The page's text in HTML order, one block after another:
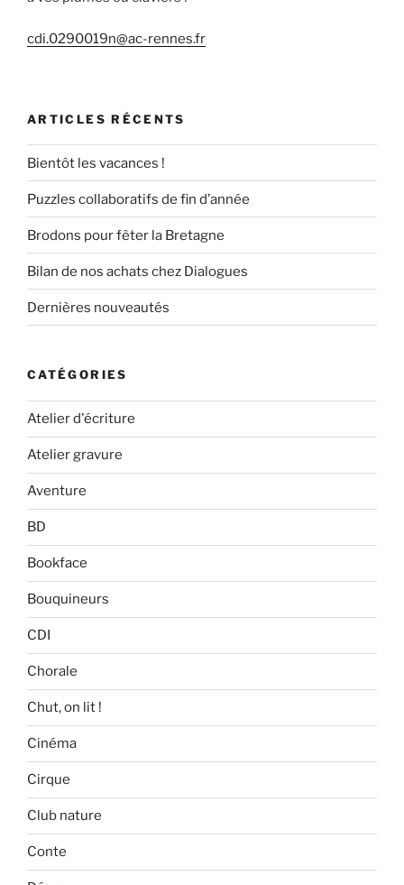
cdi.0290019n@ac-rennes.fr
ARTICLES RÉCENTS
Bientôt les vacances !
Puzzles collaboratifs de fin d’année
Brodons pour fêter la Bretagne
Bilan de nos achats chez Dialogues
Dernières nouveautés
CATÉGORIES
Atelier d'écriture
Atelier gravure
Aventure
BD
Bookface
Bouquineurs
CDI
Chorale
Chut, on lit !
Cinéma
Cirque
Club nature
Conte